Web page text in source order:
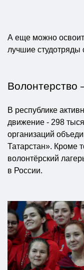
А еще можно
лучшие студотряды
Волонтерство
В республике
движение - 298
организаций
Татарстан». Кроме
волонтёрский
в России.